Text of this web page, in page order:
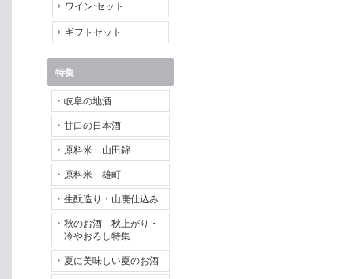
ワイン:セット
ギフトセット
特集
岐阜の地酒
甘口の日本酒
原料米 山田錦
原料米 雄町
生酛造り・山廃仕込み
秋のお酒 秋上がり・
冷やおろし特集
夏に美味しい夏のお酒